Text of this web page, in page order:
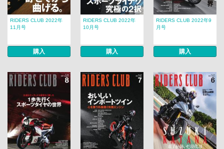
RIDERS CLUB 2022年
11月号
購入
RIDERS CLUB 2022年
10月号
購入
RIDERS CLUB 2022年9
月号
購入